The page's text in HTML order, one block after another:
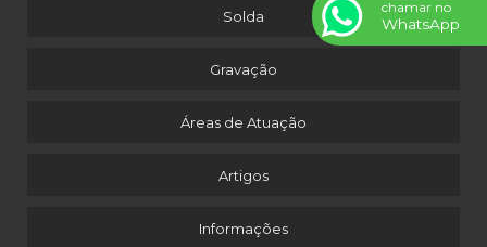
Solda
Gravação
Áreas de Atuação
Artigos
Informações
chamar no
WhatsApp